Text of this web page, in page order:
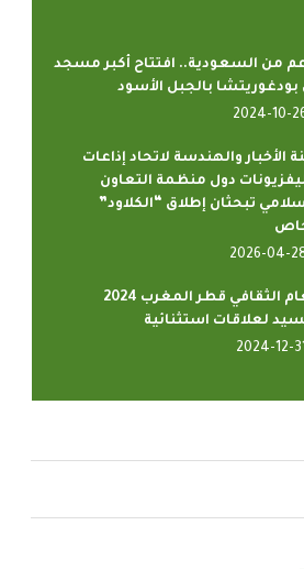
من السعودية.. افتتاح أكبر مسجد
بودغوريتشا بالجبل الأسود
2024-10-
الأخبار والهندسة لاتحاد إذاعات
دول منظمة التعاون
تبحثان إطلاق “الكلاود”
2026-04-
العام الثقافي قطر المغرب 2024
لعلاقات استثنائية
2024-12-